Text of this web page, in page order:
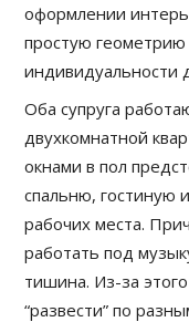
оформлении
простую
индивидуальности
Оба супруга
двухкомнатной
окнами в пол
спальню, гостиную
рабочих места.
работать под
тишина. Из-за
“развести” по